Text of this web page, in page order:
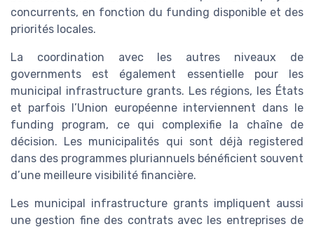
concurrents, en fonction du funding disponible et des
priorités locales.
La coordination avec les autres niveaux de
governments est également essentielle pour les
municipal infrastructure grants. Les régions, les États
et parfois l’Union européenne interviennent dans le
funding program, ce qui complexifie la chaîne de
décision. Les municipalités qui sont déjà registered
dans des programmes pluriannuels bénéficient souvent
d’une meilleure visibilité financière.
Les municipal infrastructure grants impliquent aussi
une gestion fine des contrats avec les entreprises de